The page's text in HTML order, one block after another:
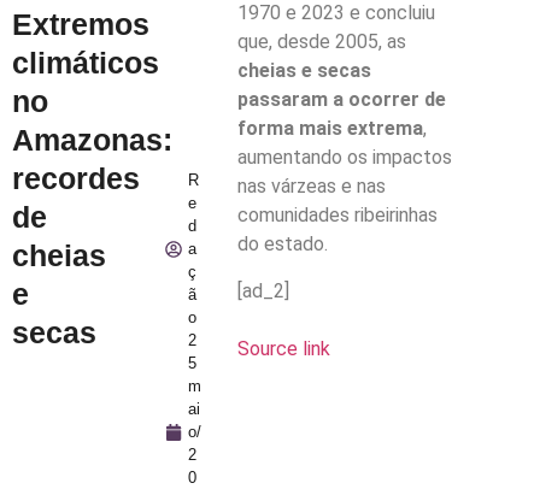
Extremos
climáticos
no
Amazonas:
recordes
de
cheias
e
secas
R
e
d
a
ç
ã
o
2
5
m
ai
o/
2
0
1970 e 2023 e concluiu
que, desde 2005, as
cheias e secas
passaram a ocorrer de
forma mais extrema,
aumentando osimpactos
nas várzeas e nas
comunidades ribeirinhas
do estado.
[ad_2]
Source link